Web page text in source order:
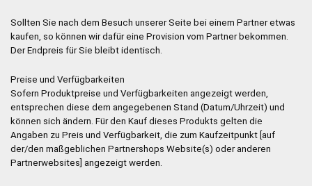
Sollten Sie nach dem Besuch unserer Seite bei einem Partner etwas
kaufen, so können wir dafür eine Provision vom Partner bekommen.
Der Endpreis für Sie bleibt identisch.
Preise und Verfügbarkeiten
Sofern Produktpreise und Verfügbarkeiten angezeigt werden,
entsprechen diese dem angegebenen Stand (Datum/Uhrzeit) und
können sich ändern. Für den Kauf dieses Produkts gelten die
Angaben zu Preis und Verfügbarkeit, die zum Kaufzeitpunkt [auf
der/den maßgeblichen Partnershops Website(s) oder anderen
Partnerwebsites] angezeigt werden.